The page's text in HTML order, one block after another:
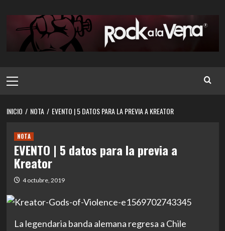
contenido
principal
INICIO NOTA EVENTO | 5 DATOS PARA LA PREVIA A KREATOR
NOTA
EVENTO | 5 datos para la previa a
Kreator
4 octubre, 2019
La legendaria banda alemana regresa a Chile